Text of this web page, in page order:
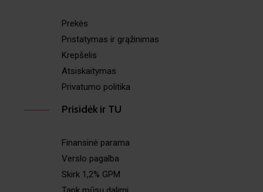
Prekės
Pristatymas ir grąžinimas
Krepšelis
Atsiskaitymas
Privatumo politika
Prisidėk ir TU
Finansinė parama
Verslo pagalba
Skirk 1,2% GPM